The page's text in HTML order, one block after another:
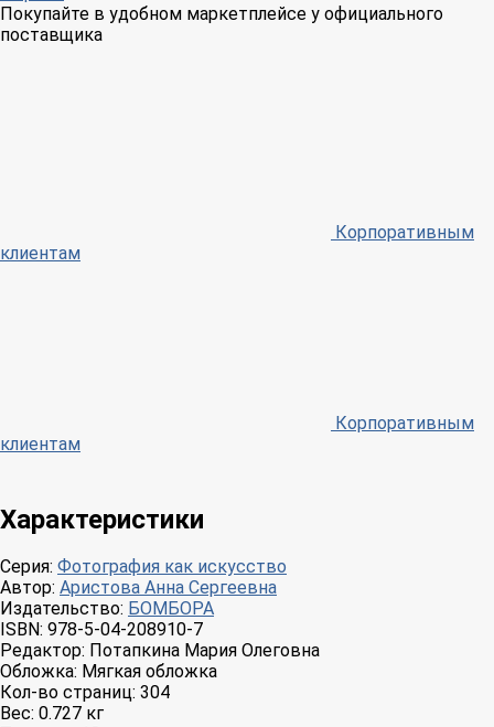
Покупайте в удобном маркетплейсе у официального
поставщика
Корпоративным
клиентам
Корпоративным
клиентам
Характеристики
Серия: Фотография как искусство
Автор: Аристова Анна Сергеевна
Издательство: БОМБОРА
ISBN: 978-5-04-208910-7
Редактор: Потапкина Мария Олеговна
Обложка: Мягкая обложка
Кол-во страниц: 304
Вес: 0.727 кг